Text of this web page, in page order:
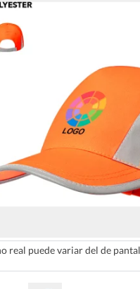
real puede variar del de